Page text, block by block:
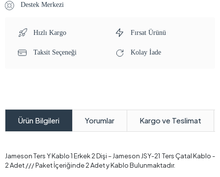
Destek Merkezi
Hızlı Kargo Fırsat Ürünü
Taksit Seçeneği Kolay İade
Ürün Bilgileri Yorumlar Kargo ve Teslimat
Jameson Ters Y Kablo 1 Erkek 2 Dişi – Jameson JSY-21 Ters Çatal Kablo -
2 Adet /// Paket İçeriğinde 2 Adet y Kablo Bulunmaktadır.